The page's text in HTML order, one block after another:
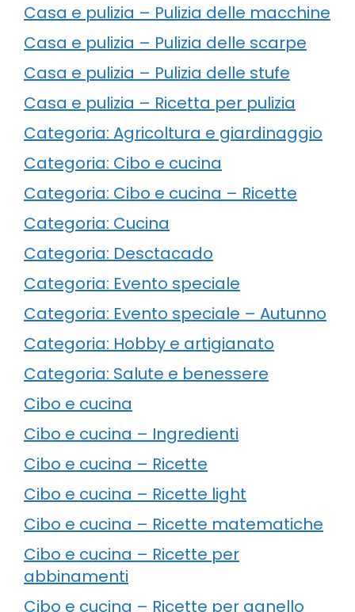
Casa e pulizia – Pulizia delle macchine
Casa e pulizia – Pulizia delle scarpe
Casa e pulizia – Pulizia delle stufe
Casa e pulizia – Ricetta per pulizia
Categoria: Agricoltura e giardinaggio
Categoria: Cibo e cucina
Categoria: Cibo e cucina – Ricette
Categoria: Cucina
Categoria: Desctacado
Categoria: Evento speciale
Categoria: Evento speciale – Autunno
Categoria: Hobby e artigianato
Categoria: Salute e benessere
Cibo e cucina
Cibo e cucina – Ingredienti
Cibo e cucina – Ricette
Cibo e cucina – Ricette light
Cibo e cucina – Ricette matematiche
Cibo e cucina – Ricette per
abbinamenti
Cibo e cucina – Ricette per agnello